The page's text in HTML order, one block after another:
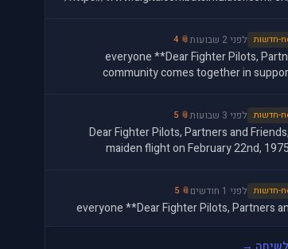
לפני 2 שבועות 📎 4
@everyone **Dear Fighter Pilots, Partners and Friends,** This week, the DCS
community comes together in
לפני 3 שבועות 📎 5
**Dear Fighter Pilots, Partners and Friends, **
maiden flight on February 22nd,
לפני 1 חודשים 📎 5
@everyone **Dear Fighter Pilots, Partners and Friends,** Discover new battlefields
(https://www.digitalcombatsimulator.com/